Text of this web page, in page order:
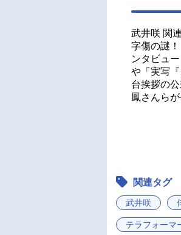
武井咲 関
字傷の謎
ンタビュ
や「実写
台挨拶の
鳳さんらが
関連タグ
武井咲
テラフォーマ